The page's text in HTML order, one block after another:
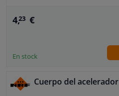
4,23 €
En stock
Cuerpo del acelerador